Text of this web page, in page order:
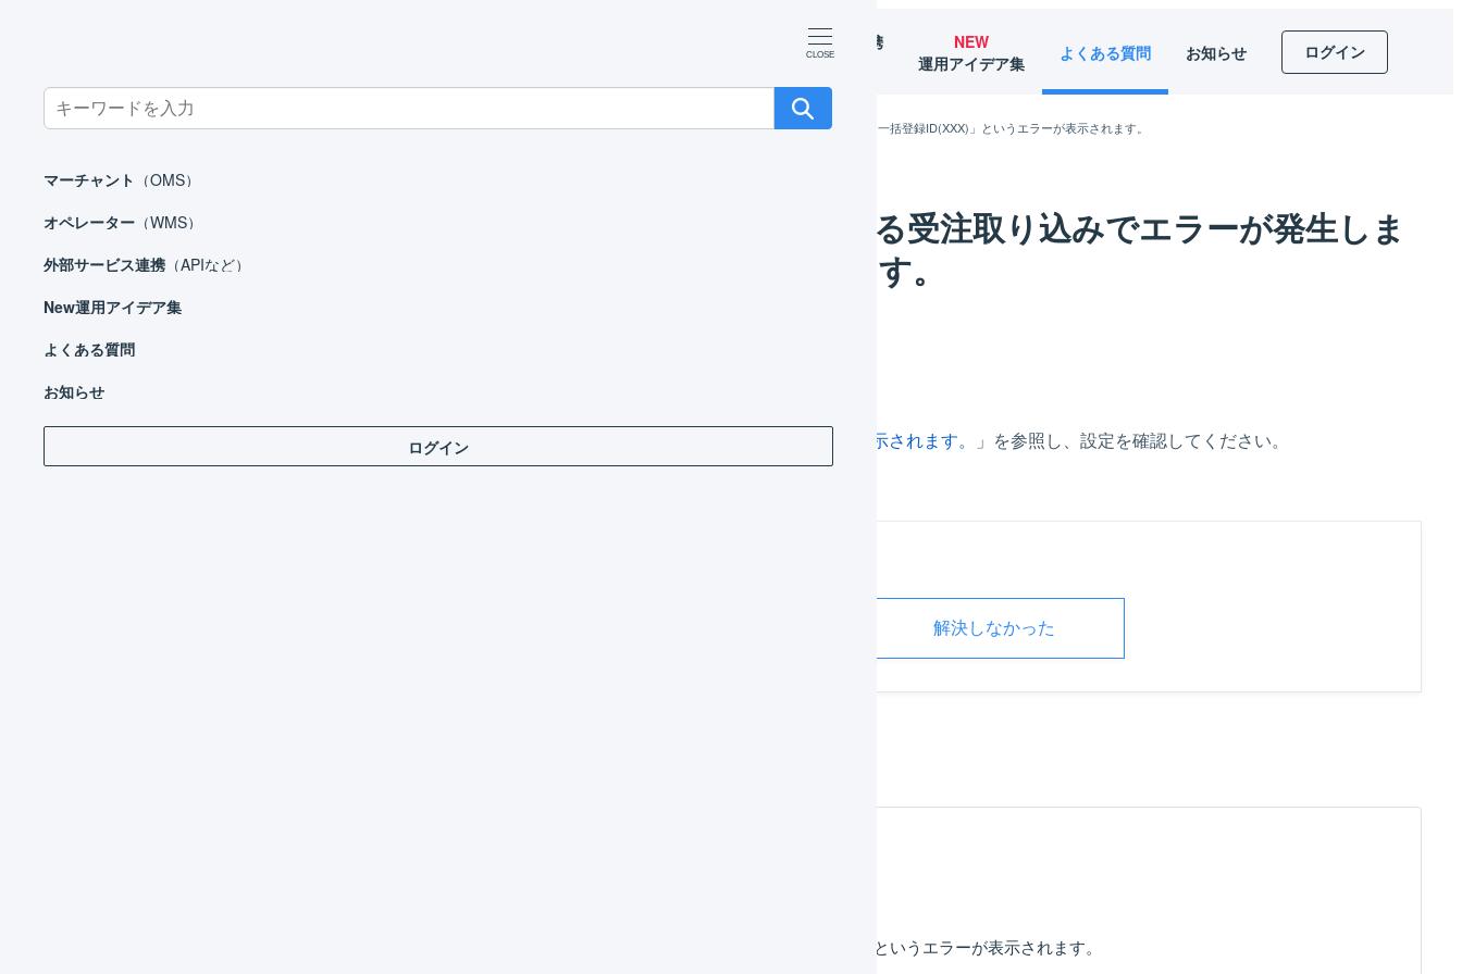
Search
for:
マーチャント （OMS）
オペレーター （WMS）
外部サービス連携 （APIなど）
New運用アイデア集
よくある質問
お知らせ
ログイン
外部サービス連携
（APIなど）
NEW
運用アイデア集
よくある質問 お知らせ ログイン
ホーム よくある質問 FAQ_楽天市場_エラー 楽天市場との連携で「XXX(楽天市場)の自動連携による受注取り込みでエラーが発生しました。一括登録ID(XXX)」というエラーが表示されます。
楽天市場との連携で「XXX(楽天市場)の自動連携による受注取り込みでエラーが発生しま
した。一括登録ID(XXX)」というエラーが表示されます。
楽天市場との連携で「API認証情報に問題があります。（[ES01-01] Un-Authorised）」というエラーが表示されます。 」を参照し、設定を確認してください。
解決しなかった
楽天市場との連携で「楽天市場でシステムエラーが発生しました。（[ES01-02] API In Maintenance）」というエラーが表示されます。